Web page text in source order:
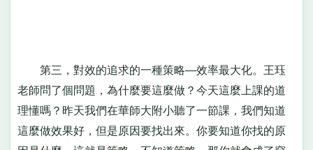
第三，對效的追求的一種策略—效率最大化。王珏
老師問了個問題，為什麼要這麼做？今天這麼上課的道
理懂嗎？昨天我們在華師大附小聽了一節課，我們知道
這麼做效果好，但是原因要找出來。你要知道你找的原